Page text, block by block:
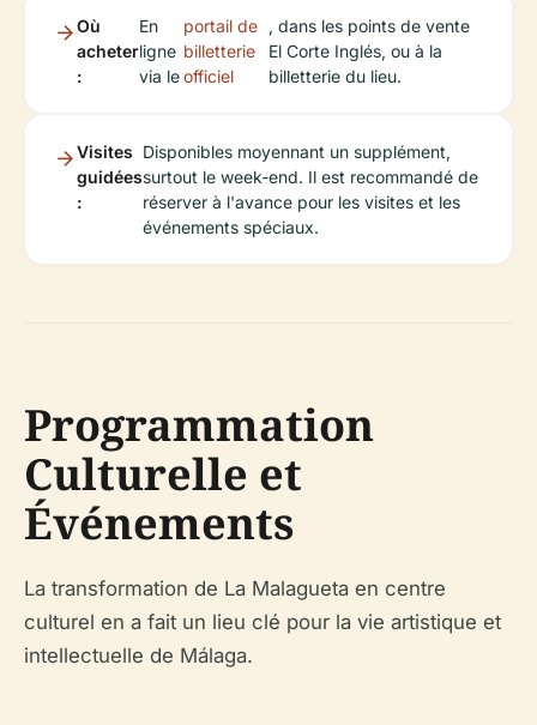
Où
acheter
:
En
ligne
via le
portail de
billetterie
officiel
, dans les points de vente
El Corte Inglés, ou à la
billetterie du lieu.
Visites
guidées
:
Disponibles moyennant un supplément,
surtout le week-end. Il est recommandé de
réserver à l'avance pour les visites et les
événements spéciaux.
Programmation
Culturelle et
Événements
La transformation de La Malagueta en centre
culturel en a fait un lieu clé pour la vie artistique et
intellectuelle de Málaga.